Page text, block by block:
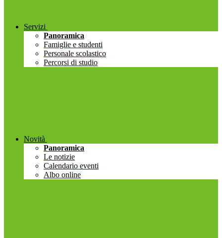
Servizi
Panoramica
Famiglie e studenti
Personale scolastico
Percorsi di studio
Novità
Panoramica
Le notizie
Calendario eventi
Albo online